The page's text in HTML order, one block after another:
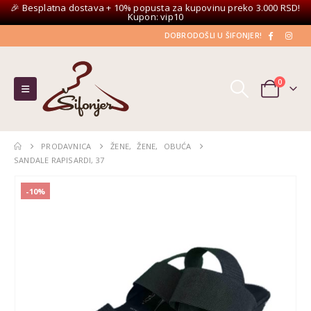
🎉 Besplatna dostava + 10% popusta za kupovinu preko 3.000 RSD!
Kupon: vip10
DOBRODOŠLI U ŠIFONJER!
0
PRODAVNICA ŽENE, ŽENE,
OBUĆA
SANDALE RAPISARDI, 37
-10%